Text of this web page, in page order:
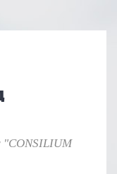
"CONSILIUM